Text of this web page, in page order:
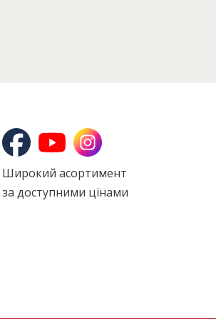
Широкий асортимент
за доступними цінами